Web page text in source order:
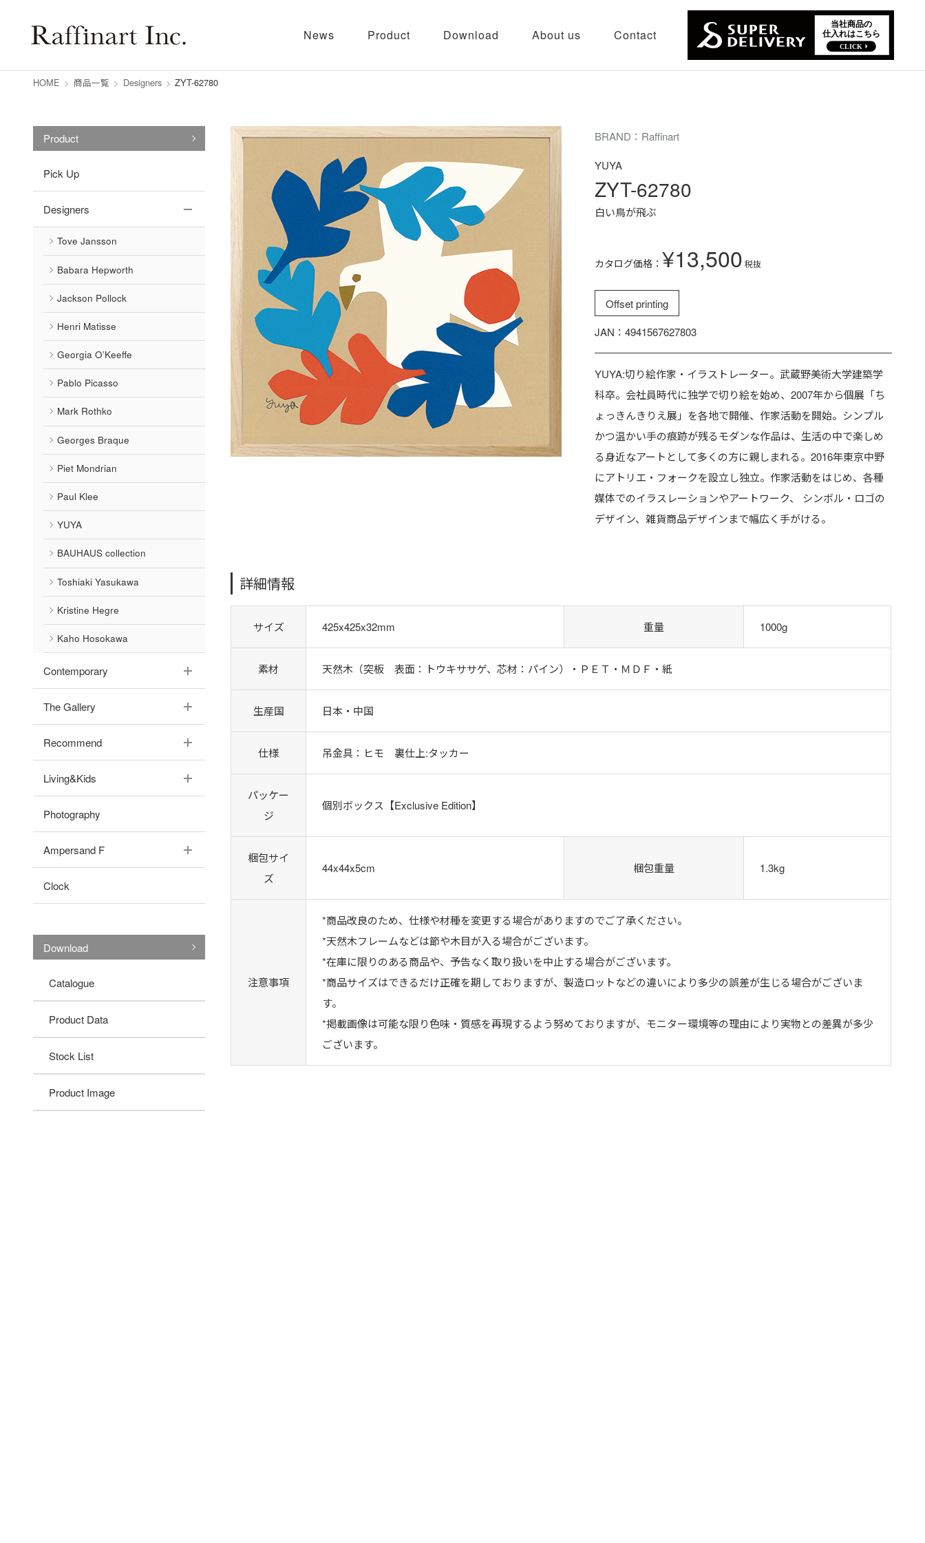
News Product Download About us Contact
HOME > 商品一覧 > Designers > ZYT-62780
Product
Pick Up
Designers
Tove Jansson
Babara Hepworth
Jackson Pollock
Henri Matisse
Georgia O’Keeffe
Pablo Picasso
Mark Rothko
Georges Braque
Piet Mondrian
Paul Klee
YUYA
BAUHAUS collection
Toshiaki Yasukawa
Kristine Hegre
Kaho Hosokawa
Contemporary
The Gallery
Recommend
Living&Kids
Photography
Ampersand F
Clock
Download
Catalogue
Product Data
Stock List
Product Image
BRAND：Raffinart
YUYA
ZYT-62780
白い鳥が飛ぶ
カタログ価格： ¥13,500 税抜
Offset printing
JAN：4941567627803
YUYA:切り絵作家・イラストレーター。武蔵野美術大学建築学
科卒。会社員時代に独学で切り絵を始め、2007年から個展「ち
ょっきんきりえ展」を各地で開催、作家活動を開始。シンプル
かつ温かい手の痕跡が残るモダンな作品は、生活の中で楽しめ
る身近なアートとして多くの方に親しまれる。2016年東京中野
にアトリエ・フォークを設立し独立。作家活動をはじめ、各種
媒体でのイラスレーションやアートワーク、 シンボル・ロゴの
デザイン、雑貨商品デザインまで幅広く手がける。
詳細情報
サイズ 425x425x32mm 重量 1000g
素材 天然木（突板 表面：トウキササゲ、芯材：パイン）・ＰＥＴ・ＭＤＦ・紙
生産国 日本・中国
仕様 吊金具：ヒモ 裏仕上:タッカー
パッケー
ジ
個別ボックス【Exclusive Edition】
梱包サイ
ズ
44x44x5cm 梱包重量 1.3kg
注意事項
*商品改良のため、仕様や材種を変更する場合がありますのでご了承ください。
*天然木フレームなどは節や木目が入る場合がございます。
*在庫に限りのある商品や、予告なく取り扱いを中止する場合がございます。
*商品サイズはできるだけ正確を期しておりますが、製造ロットなどの違いにより多少の誤差が生じる場合がございま
す。
*掲載画像は可能な限り色味・質感を再現するよう努めておりますが、モニター環境等の理由により実物との差異が多少
ございます。